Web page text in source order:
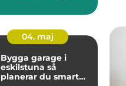
80-talet. Dagens
mat...
04. maj
Bygga garage i
eskilstuna så
planerar du smart